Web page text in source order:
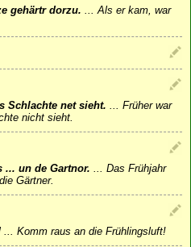
gehärtr dorzu. ...Als er kam, war
Schlachte net sieht. ... Früher war
nicht sieht.
... un de Gartnor. ... Das Frühjahr
Gärtner.
... Komm raus an die Frühlingsluft!